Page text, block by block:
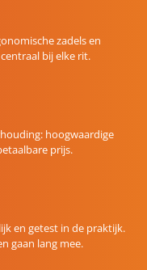
zadels en
bij elke rit.
hoogwaardige
prijs.
en getest in de praktijk.
gaan lang mee.